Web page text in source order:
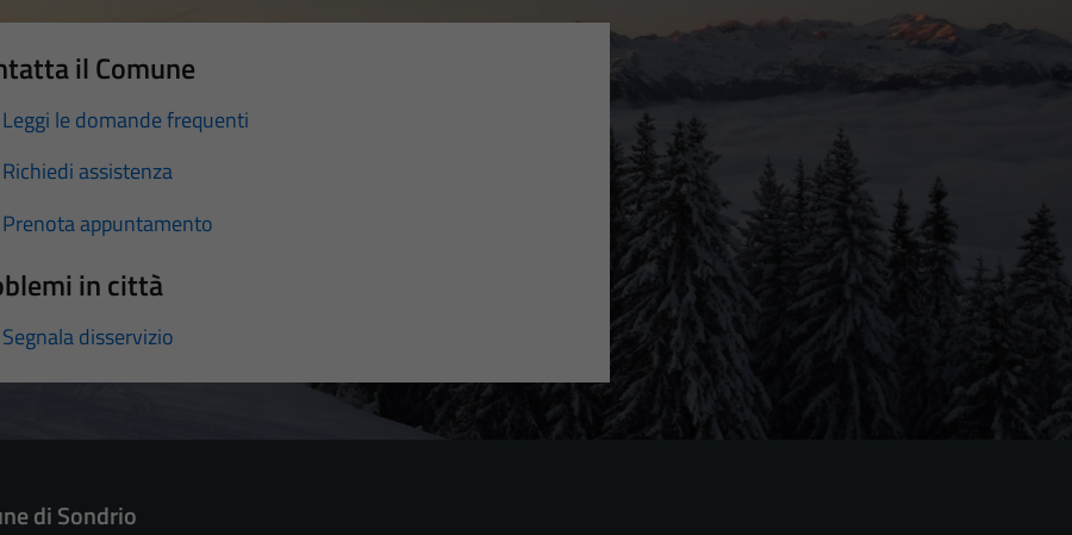
il Comune
Leggi le domande frequenti
Richiedi assistenza
Prenota appuntamento
in città
Segnala disservizio
di Sondrio